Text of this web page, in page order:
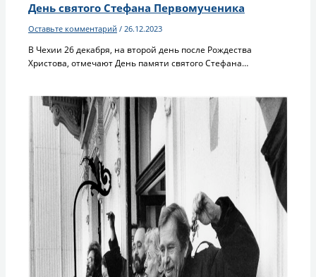
День святого Стефана Первомученика
Оставьте комментарий / 26.12.2023
В Чехии 26 декабря, на второй день после Рождества
Христова, отмечают День памяти святого Стефана…